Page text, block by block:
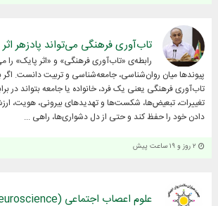
تاب‌آوری فرهنگی می‌تواند پادزهر
رابطه‌ی «تاب‌آوری فرهنگی» و «اثر پایک» را
پیوندها میان روان‌شناسی، جامعه‌شناسی و تربیت دانست. اگر
تاب‌آوری فرهنگی یعنی یک فرد، خانواده یا جامعه بتواند در
تغییرات، تبعیض‌ها، شکست‌ها و تهدیدهای بیرونی، هویت،
دادن خود را حفظ کند و حتی از دل دشواری‌ها، راهی ...
۲ روز و ۱۹ ساعت پیش